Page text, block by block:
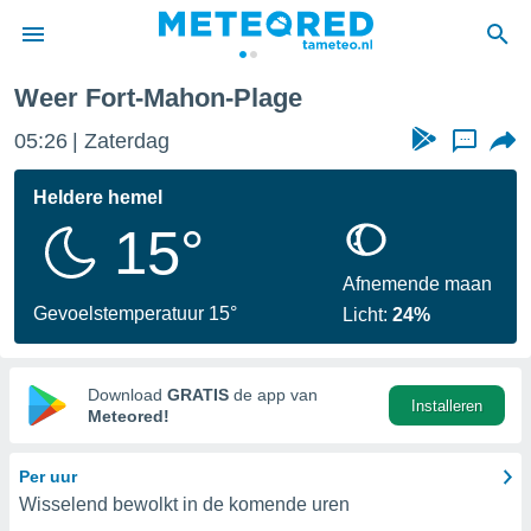
door
verstrekte
hoge
hebt de
voor
op basis
Weer Fort-Mahon-Plage
05:26 Zaterdag ...
Heldere hemel
15°
Gevoelstemperatuur 15°
Afnemende maan
Licht:24%
Download GRATIS de app van
Meteored!
Installeren
Per uur
Wisselend bewolkt in de komende uren